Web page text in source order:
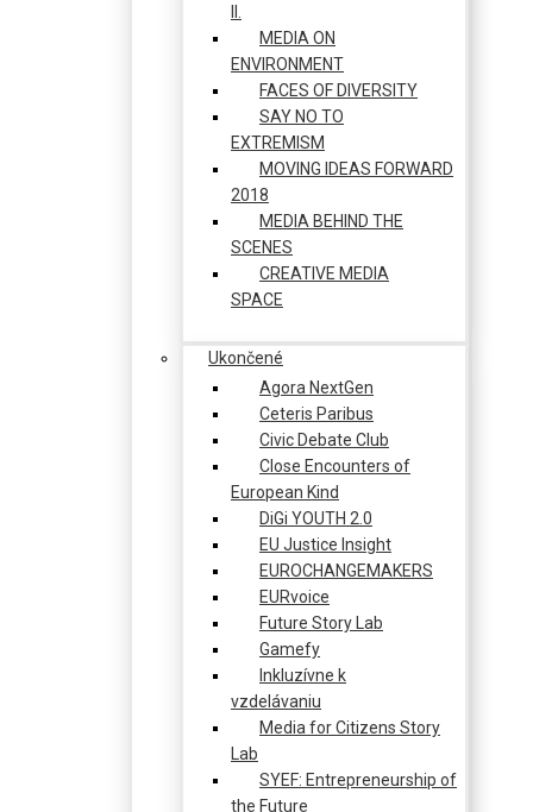
MEDIA ON
ENVIRONMENT
FACES OF DIVERSITY
SAY NO TO
EXTREMISM
MOVING IDEAS FORWARD
2018
MEDIA BEHIND THE
SCENES
CREATIVE MEDIA
SPACE
Ukončené
Agora NextGen
Ceteris Paribus
Civic Debate Club
Close Encounters of
European Kind
DiGi YOUTH 2.0
EU Justice Insight
EUROCHANGEMAKERS
EURvoice
Future Story Lab
Gamefy
Inkluzívne k
vzdelávaniu
Media for Citizens Story
Lab
SYEF: Entrepreneurship of
the Future